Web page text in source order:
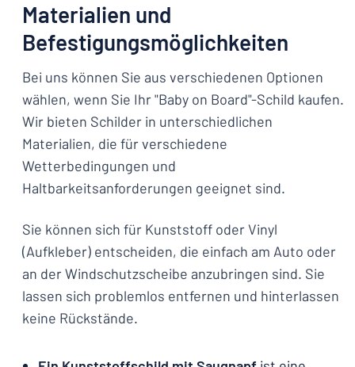
Materialien und
Befestigungsmöglichkeiten
Bei uns können Sie aus verschiedenen Optionen
wählen, wenn Sie Ihr "Baby on Board"-Schild kaufen.
Wir bieten Schilder in unterschiedlichen
Materialien, die für verschiedene
Wetterbedingungen und
Haltbarkeitsanforderungen geeignet sind.
Sie können sich für Kunststoff oder Vinyl
(Aufkleber) entscheiden, die einfach am Auto oder
an der Windschutzscheibe anzubringen sind. Sie
lassen sich problemlos entfernen und hinterlassen
keine Rückstände.